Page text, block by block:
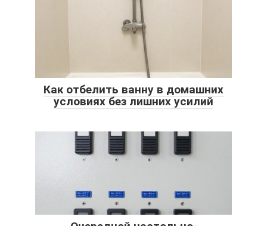
Как отбелить ванну в домашних
условиях без лишних усилий